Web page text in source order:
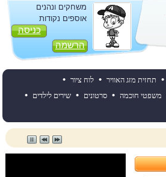
משחקים ונהנים
אוספים נקודות
כניסה
הרשמה
• תחזית מזג האוויר • לוח ציור •
משפטי חוכמה • סרטונים • שירים לילדים •